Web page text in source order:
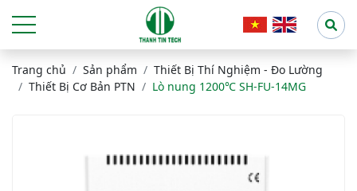
Trang chủ Sản phẩm
Thiết Bị Thí Nghiệm - Đo Lường
Thiết Bị Cơ Bản PTN
Lò nung 1200℃ SH-FU-14MG